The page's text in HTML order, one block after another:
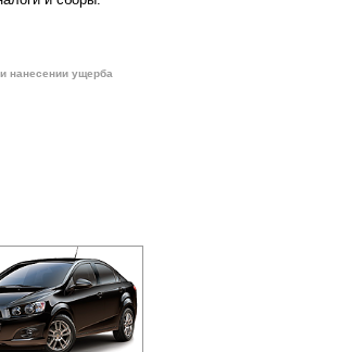
нанесении ущерба